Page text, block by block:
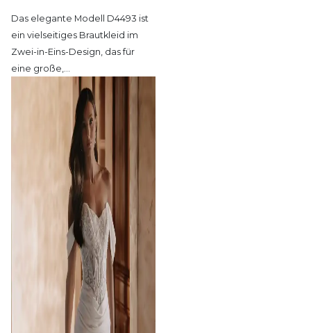
Das elegante Modell D4493 ist
ein vielseitiges Brautkleid im
Zwei-in-Eins-Design, das für
eine große,